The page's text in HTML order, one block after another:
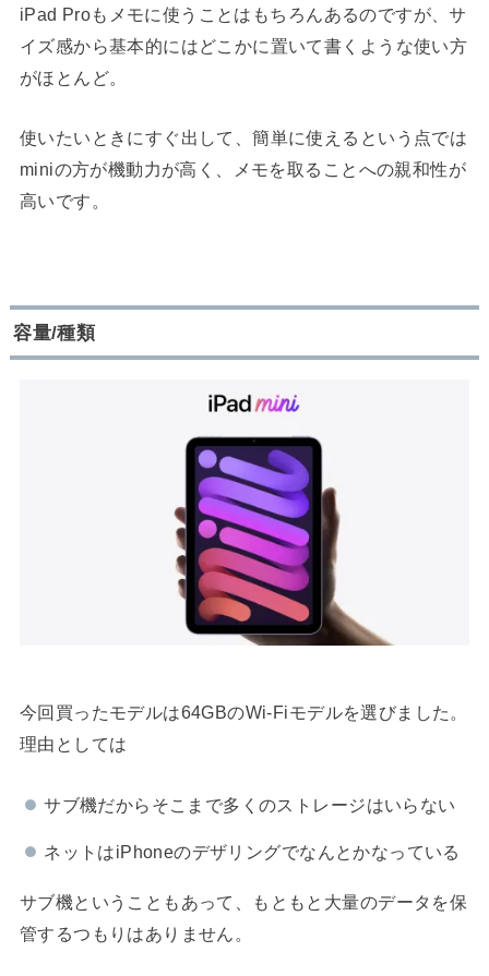
iPad Proもメモに使うことはもちろんあるのですが、サ
イズ感から基本的にはどこかに置いて書くような使い方
がほとんど。
使いたいときにすぐ出して、簡単に使えるという点では
miniの方が機動力が高く、メモを取ることへの親和性が
高いです。
容量/種類
今回買ったモデルは64GBのWi-Fiモデルを選びました。
理由としては
サブ機だからそこまで多くのストレージはいらない
ネットはiPhoneのデザリングでなんとかなっている
サブ機ということもあって、もともと大量のデータを保
管するつもりはありません。